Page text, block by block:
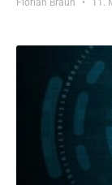
Florian Braun 11.